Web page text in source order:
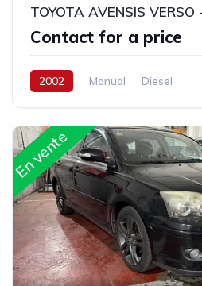
Contact for a price
2002 Manual Diesel
En vente